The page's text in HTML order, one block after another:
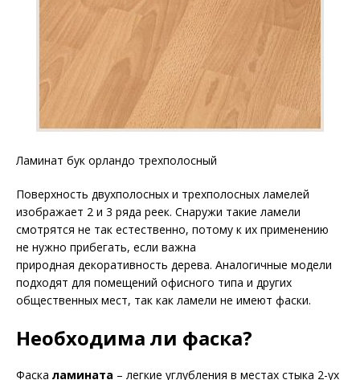
Ламинат бук орландо трехполосный
Поверхность двухполосных и трехполосных ламелей
изображает 2 и 3 ряда реек. Снаружи такие ламели
смотрятся не так естественно, потому к их применению
не нужно прибегать, если важна
природная декоративность дерева. Аналогичные модели
подходят для помещений офисного типа и других
общественных мест, так как ламели не имеют фаски.
Необходима ли фаска?
Фаска ламината – легкие углубления в местах стыка 2-ух